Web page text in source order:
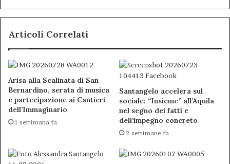
Articoli Correlati
Arisa alla Scalinata di San
Bernardino, serata di musica
e partecipazione ai Cantieri
dell’Immaginario
1 settimana fa
Santangelo accelera sul
sociale: “Insieme” all’Aquila
nel segno dei fatti e
dell’impegno concreto
2 settimane fa